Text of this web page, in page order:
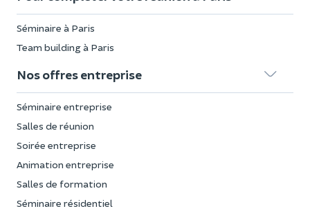
Séminaire à Paris
Team building à Paris
Nos offres entreprise
Séminaire entreprise
Salles de réunion
Soirée entreprise
Animation entreprise
Salles de formation
Séminaire résidentiel